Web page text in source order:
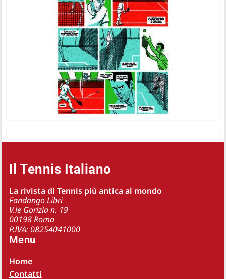
Il Tennis Italiano
La rivista di Tennis più antica al mondo
Fandango Libri
V.le Gorizia n. 19
00198 Roma
P.IVA: 08254041000
Menu
Home
Contatti